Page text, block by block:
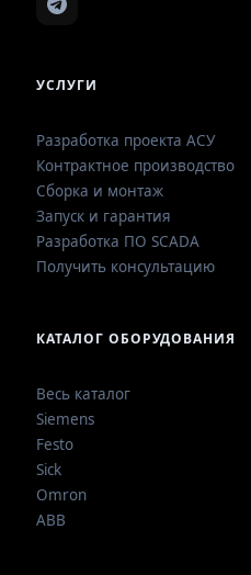
УСЛУГИ
Разработка проекта АСУ
Контрактное производство
Сборка и монтаж
Запуск и гарантия
Разработка ПО SCADA
Получить консультацию
КАТАЛОГ ОБОРУДОВАНИЯ
Весь каталог
Siemens
Festo
Sick
Omron
ABB